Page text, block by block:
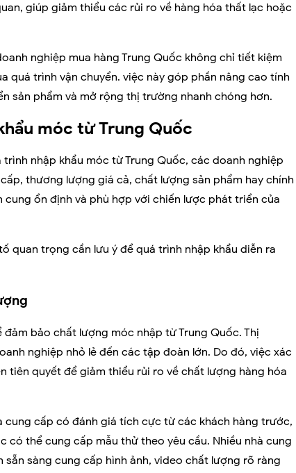
giúp giảm thiểu các rủi ro về hàng hóa thất lạc hoặc
nghiệp mua hàng Trung Quốc không chỉ tiết kiệm
quá trình vận chuyển. việc này góp phần nâng cao tính
sản phẩm và mở rộng thị trường nhanh chóng hơn.
móc từ Trung Quốc
nhập khẩu móc từ Trung Quốc, các doanh nghiệp
thương lượng giá cả, chất lượng sản phẩm hay chính
ổn định và phù hợp với chiến lược phát triển của
quan trọng cần lưu ý để quá trình nhập khẩu diễn ra
bảo chất lượng móc nhập từ Trung Quốc. Thị
nghiệp nhỏ lẻ đến các tập đoàn lớn. Do đó, việc xác
tiên quyết để giảm thiểu rủi ro về chất lượng hàng hóa
cấp có đánh giá tích cực từ các khách hàng trước,
thể cung cấp mẫu thử theo yêu cầu. Nhiều nhà cung
sàng cung cấp hình ảnh, video chất lượng rõ ràng